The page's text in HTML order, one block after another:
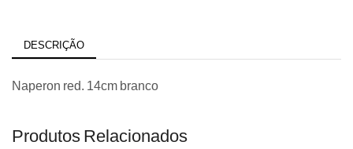
DESCRIÇÃO
Naperon red. 14cm branco
Produtos Relacionados